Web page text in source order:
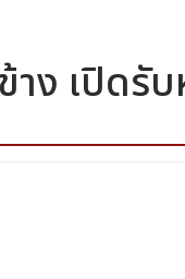
าง เปิดรั